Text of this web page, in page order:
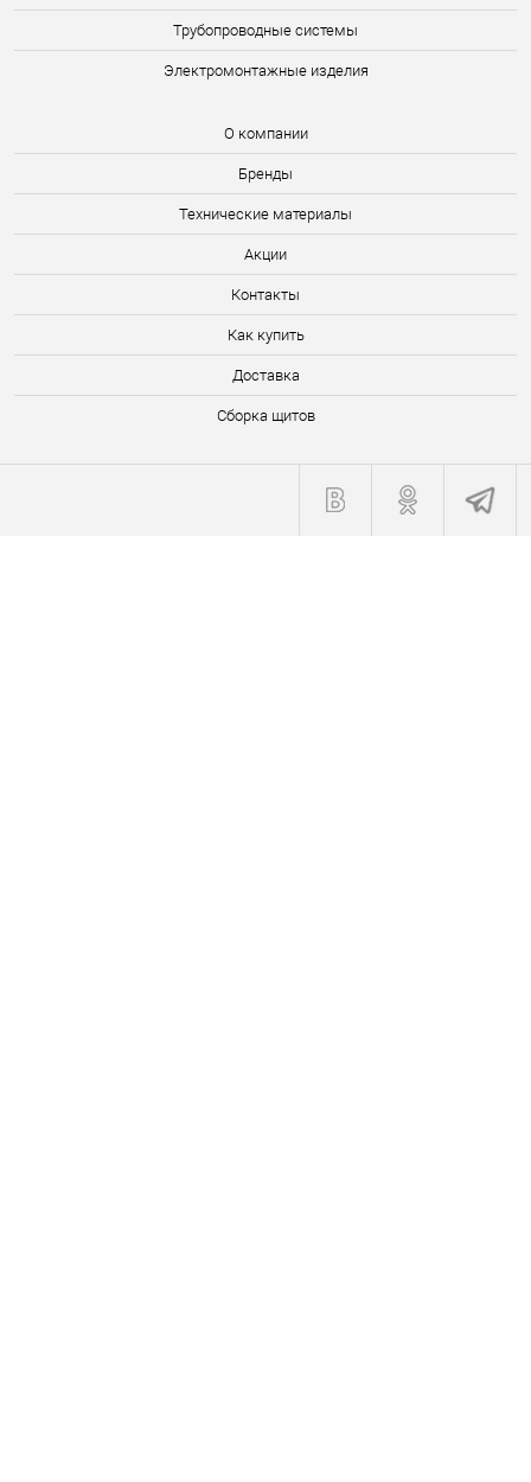
Трубопроводные системы
Электромонтажные изделия
О компании
Бренды
Технические материалы
Акции
Контакты
Как купить
Доставка
Сборка щитов